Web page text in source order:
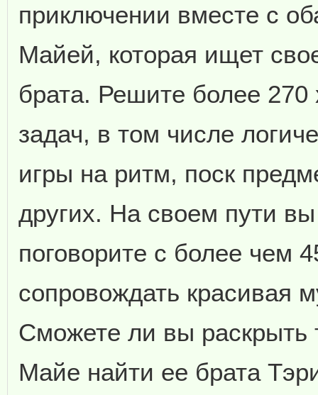
приключении вместе с
Майей, которая ищет
брата. Решите более
задач, в том числе
игры на ритм, поск
других. На своем пути вы
поговорите с более чем
сопровождать красивая
Сможете ли вы раскрыть
Майе найти ее брата